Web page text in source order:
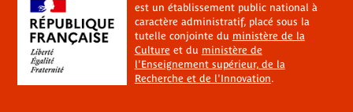
est un établissement public national à
caractère administratif, placé sous la
tutelle conjointe du ministère de la
Cultureet du ministère de
l'Enseignement supérieur, de la
Recherche et de l'Innovation.